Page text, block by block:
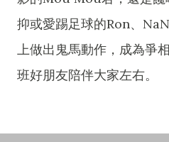
抑或愛踢足球的Ron、
上做出鬼馬動作，成為爭
班好朋友陪伴大家左右。